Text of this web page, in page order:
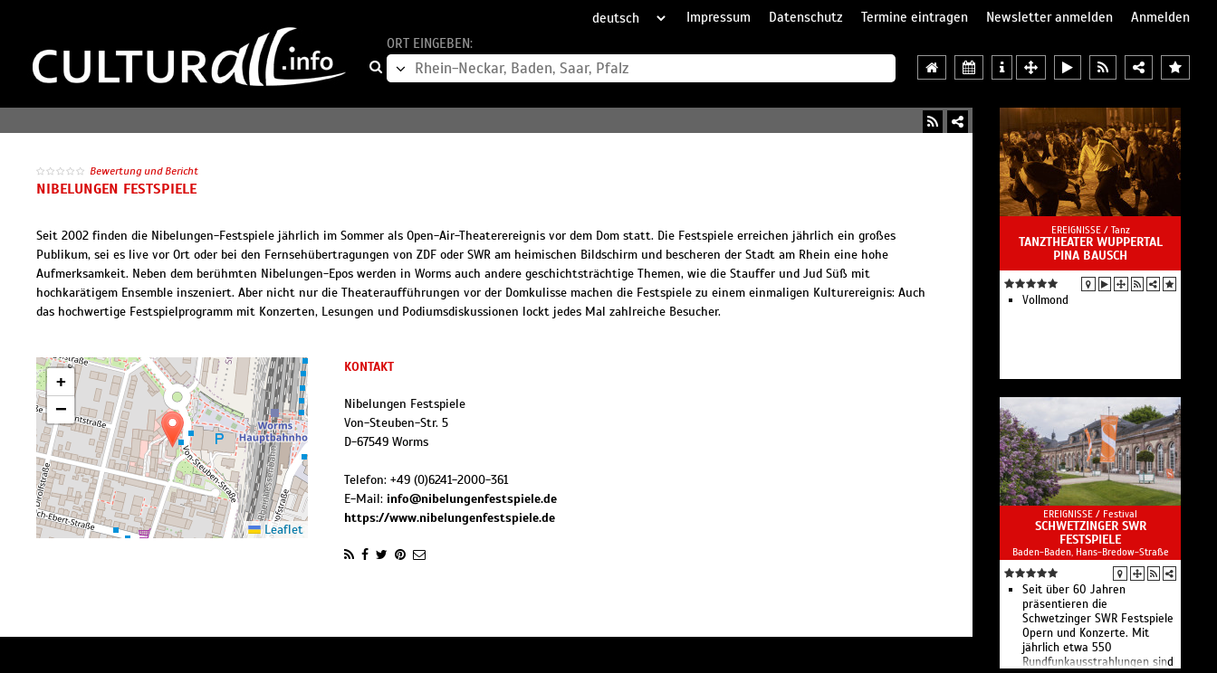
Impressum Datenschutz Termine eintragen Newsletter anmelden
Anmelden
ORT EINGEBEN:
Bewertung und Bericht
NIBELUNGEN FESTSPIELE
Seit 2002 finden die Nibelungen-Festspiele jährlich im Sommer als Open-Air-Theaterereignis vor dem Dom statt. Die Festspiele erreichen jährlich ein großes
Publikum, sei es live vor Ort oder bei den Fernsehübertragungen von ZDF oder SWR am heimischen Bildschirm und bescheren der Stadt am Rhein eine hohe
Aufmerksamkeit. Neben dem berühmten Nibelungen-Epos werden in Worms auch andere geschichtsträchtige Themen, wie die Stauffer und Jud Süß mit
hochkarätigem Ensemble inszeniert. Aber nicht nur die Theateraufführungen vor der Domkulisse machen die Festspiele zu einem einmaligen Kulturereignis: Auch
das hochwertige Festspielprogramm mit Konzerten, Lesungen und Podiumsdiskussionen lockt jedes Mal zahlreiche Besucher.
+
−
Leaflet
KONTAKT
Nibelungen Festspiele
Von-Steuben-Str. 5
D-67549 Worms
Telefon: +49 (0)6241-2000-361
E-Mail: info@nibelungenfestspiele.de
https://www.nibelungenfestspiele.de
EREIGNISSE / Tanz
TANZTHEATER WUPPERTAL
PINA BAUSCH
Vollmond
EREIGNISSE / Festival
SCHWETZINGER SWR
FESTSPIELE
Baden-Baden, Hans-Bredow-Straße
Seit über 60 Jahren
präsentieren die
Schwetzinger SWR Festspiele
Opern und Konzerte. Mit
jährlich etwa 550
Rundfunkausstrahlungen sind